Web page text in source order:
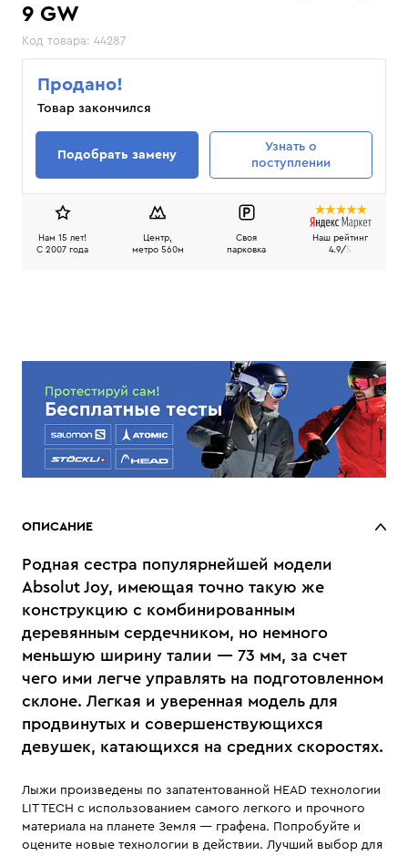
9 GW
Код товара: 44287
Продано!
Товар закончился
Подобрать замену
Узнать о
поступлении
Нам 15 лет!
C 2007 года
Центр,
метро 560м
Своя
парковка
Наш рейтинг
4.9/5
ОПИСАНИЕ
Родная сестра популярнейшей модели
Absolut Joy, имеющая точно такую же
конструкцию с комбинированным
деревянным сердечником, но немного
меньшую ширину талии — 73 мм, за счет
чего ими легче управлять на подготовленном
склоне. Легкая и уверенная модель для
продвинутых и совершенствующихся
девушек, катающихся на средних скоростях.
Лыжи произведены по запатентованной HEAD технологии
LIT TECH с использованием самого легкого и прочного
материала на планете Земля — графена. Попробуйте и
оцените новые технологии в действии. Лучший выбор для